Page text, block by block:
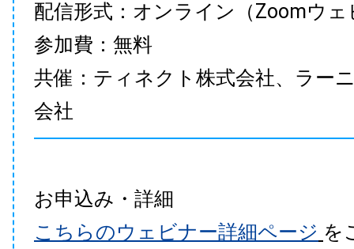
配信形式：オンライン（Zoomウェ
参加費：無料
共催：ティネクト株式会社、ラー
会社
お申込み・詳細
こちらのウェビナー詳細ページ を